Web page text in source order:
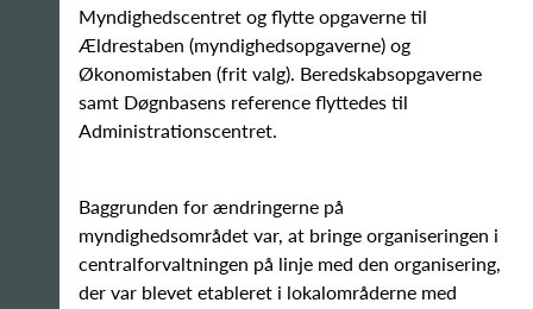
Myndighedscentret og flytte opgaverne til
Ældrestaben (myndighedsopgaverne) og
Økonomistaben (frit valg). Beredskabsopgaverne
samt Døgnbasens reference flyttedes til
Administrationscentret.
Baggrunden for ændringerne på
myndighedsområdet var, at bringe organiseringen i
centralforvaltningen på linje med den organisering,
der var blevet etableret i lokalområderne med